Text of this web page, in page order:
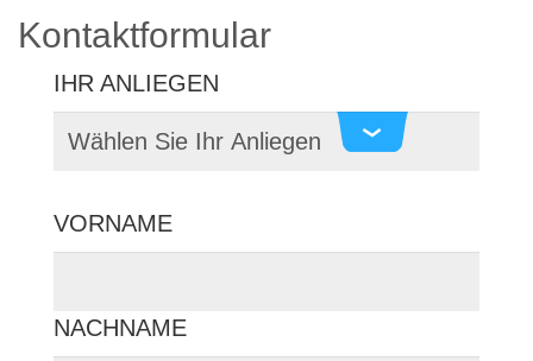
Kontaktformular
IHR ANLIEGEN
VORNAME
NACHNAME